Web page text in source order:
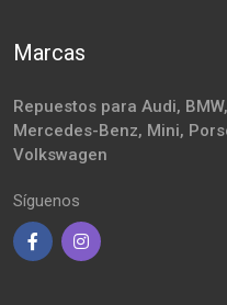
Marcas
Repuestos para Audi,
Mercedes-Benz, Mini,
Volkswagen
Síguenos